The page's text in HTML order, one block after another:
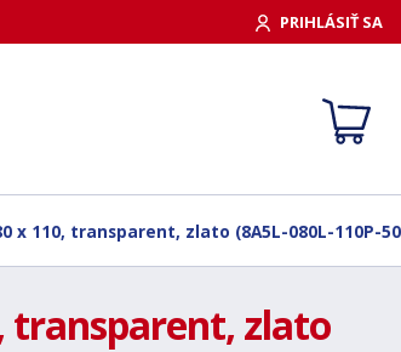
PRIHLÁSIŤ SA
x 110, transparent, zlato (8A5L-080L-110P-
transparent, zlato